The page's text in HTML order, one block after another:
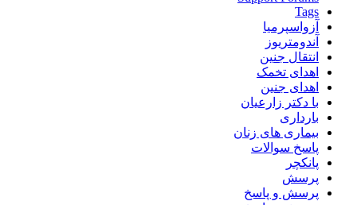
Tags
آزواسپرمیا
آندومتریوز
انتقال جنین
اهدای تخمک
اهدای جنین
با دکتر زارعیان
بارداری
بیماری های زنان
پاسخ سوالات
پانکچر
پرسش
پرسش و پاسخ